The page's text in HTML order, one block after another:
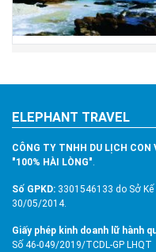
ELEPHANT TRAVEL
CÔNG TY TNHH DU LỊCH CON
"100% HÀI LÒNG".
Số GPKD: 3301546133 do Sở
30/05/2014.
Giấy phép kinh doanh lữ hành
Số 46-049/2019/TCDL-GP LHQT